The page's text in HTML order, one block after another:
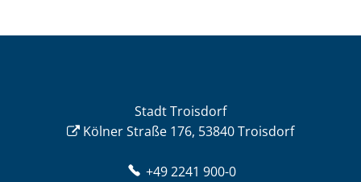
Stadt Troisdorf
Kölner Straße 176, 53840 Troisdorf
+49 2241 900-0